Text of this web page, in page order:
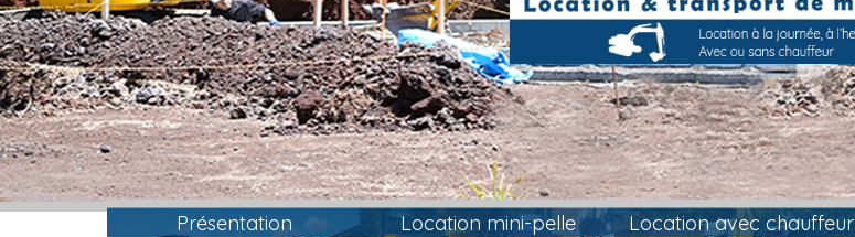
Présentation Location mini-pelle Location avec chauffeur